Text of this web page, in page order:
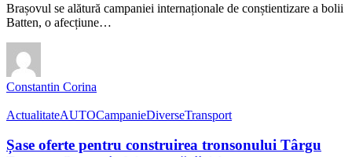
Brașovul se alătură campaniei internaționale de conștientizare a bolii
Batten, o afecțiune…
Constantin Corina
ActualitateAUTOCampanieDiverseTransport
Șase oferte pentru construirea tronsonului Târgu